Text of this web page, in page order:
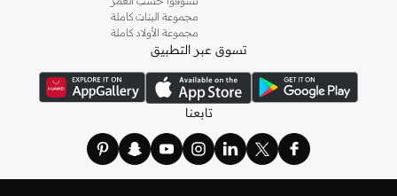
مجموعة البنات كاملة
مجموعة الأولاد كاملة
تسوق عبر التطبيق
تابعنا